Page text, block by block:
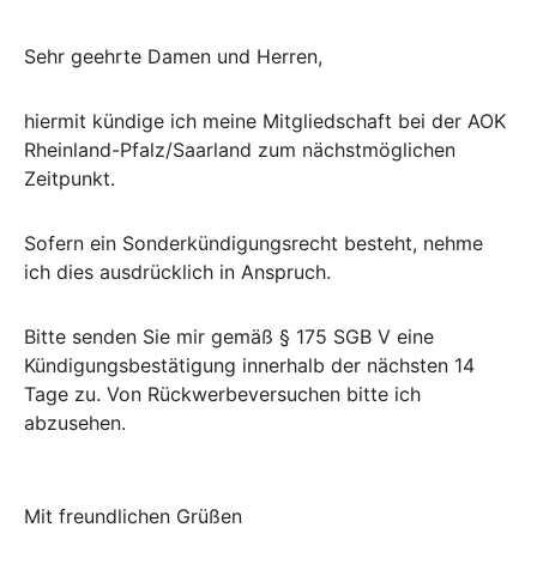
Sehr geehrte Damen und Herren,
hiermit kündige ich meine Mitgliedschaft bei der AOK
Rheinland-Pfalz/Saarland zum nächstmöglichen
Zeitpunkt.
Sofern ein Sonderkündigungsrecht besteht, nehme
ich dies ausdrücklich in Anspruch.
Bitte senden Sie mir gemäß § 175 SGB V eine
Kündigungsbestätigung innerhalb der nächsten 14
Tage zu. Von Rückwerbeversuchen bitte ich
abzusehen.
Mit freundlichen Grüßen